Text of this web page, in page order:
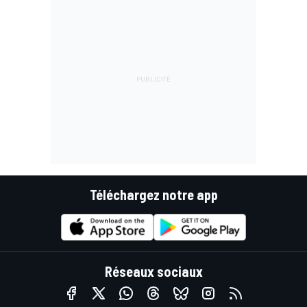
Téléchargez notre app
Réseaux sociaux